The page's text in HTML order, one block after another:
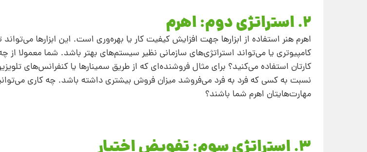
۲. استراتژی دوم: اهرم
اهرم هنر استفاده از ابزارها جهت افزایش کیفیت کار یا بهره‌وری است. این ابزارها می‌تواند
کامپیوتری یا می‌تواند استراتژی‌های سازمانی نظیر سیستم‌های بهتر باشد. شما معمولا از چه
کارتان استفاده می‌کنید؟ برای مثال فروشنده‌ای که از طریق سمینارها یا کنفرانس‌های
نسبت به کسی که فرد به فرد می‌فروشد میزان فروش بیشتری داشته باشد. چه کاری
مهارت‌هایتان اهرم شما باشند؟